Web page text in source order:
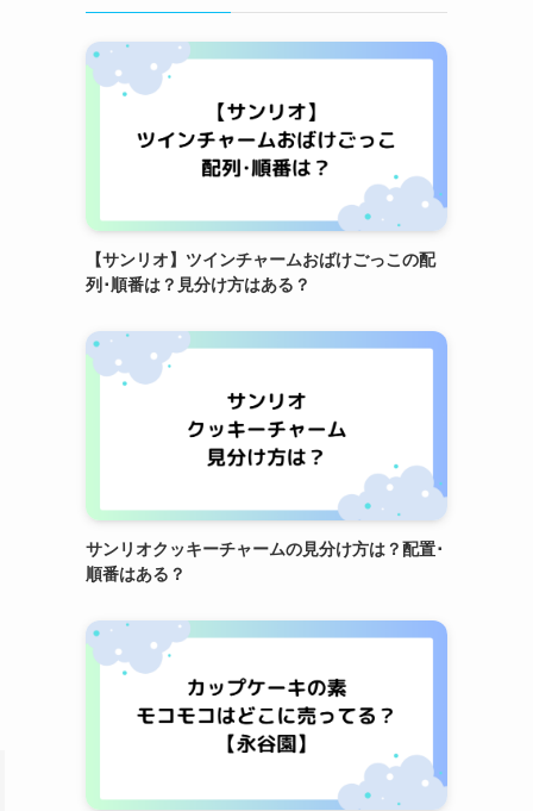
【サンリオ】ツインチャームおばけごっこの配
列･順番は？見分け方はある？
サンリオクッキーチャームの見分け方は？配置･
順番はある？